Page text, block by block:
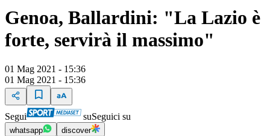
Genoa, Ballardini: "La Lazio è
forte, servirà il massimo"
01 Mag 2021 - 15:36
01 Mag 2021 - 15:36
Segui suSeguici su
whatsapp discover